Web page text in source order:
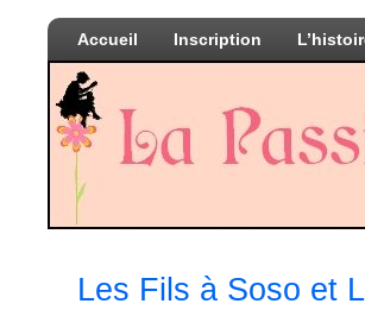
Accueil Inscription
Les Fils à Soso et